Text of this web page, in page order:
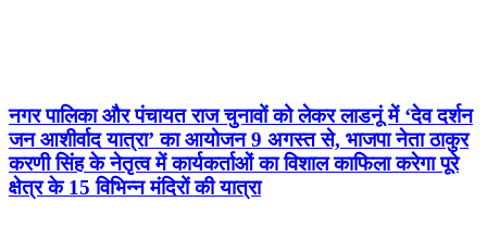
नगर पालिका और पंचायत राज चुनावों को लेकर लाडनूं में ‘देव दर्शन
जन आशीर्वाद यात्रा’ का आयोजन 9 अगस्त से, भाजपा नेता ठाकुर
करणी सिंह के नेतृत्व में कार्यकर्ताओं का विशाल काफिला करेगा पूरे
क्षेत्र के 15 विभिन्न मंदिरों की यात्रा